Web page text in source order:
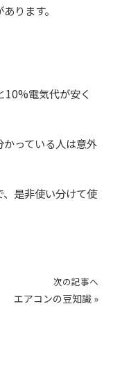
ります。
電気代が安く
っている人は意外
是非使い分けて使
次の記事へ
エアコンの豆知識 »